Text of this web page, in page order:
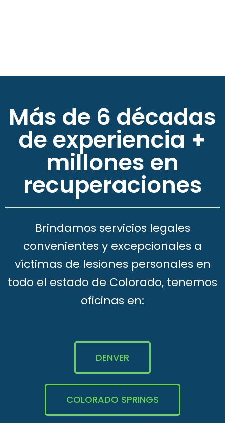
Más de 6 décadas
de experiencia +
millones en
recuperaciones
Brindamos servicios legales
convenientes y excepcionales a
víctimas de lesiones personales en
todo el estado de Colorado, tenemos
oficinas en:
DENVER
COLORADO SPRINGS